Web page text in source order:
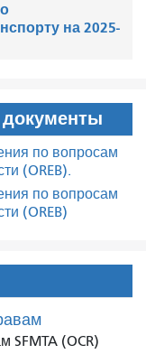
на 2025-
по вопросам
(OREB).
по вопросам
(OREB)
SFMTA (OCR)